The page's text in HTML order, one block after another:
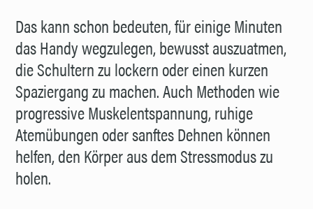
Das kann schon bedeuten, für einige Minuten
das Handy wegzulegen, bewusst auszuatmen,
die Schultern zu lockern oder einen kurzen
Spaziergang zu machen. Auch Methoden wie
progressive Muskelentspannung, ruhige
Atemübungen oder sanftes Dehnen können
helfen, den Körper aus dem Stressmodus zu
holen.